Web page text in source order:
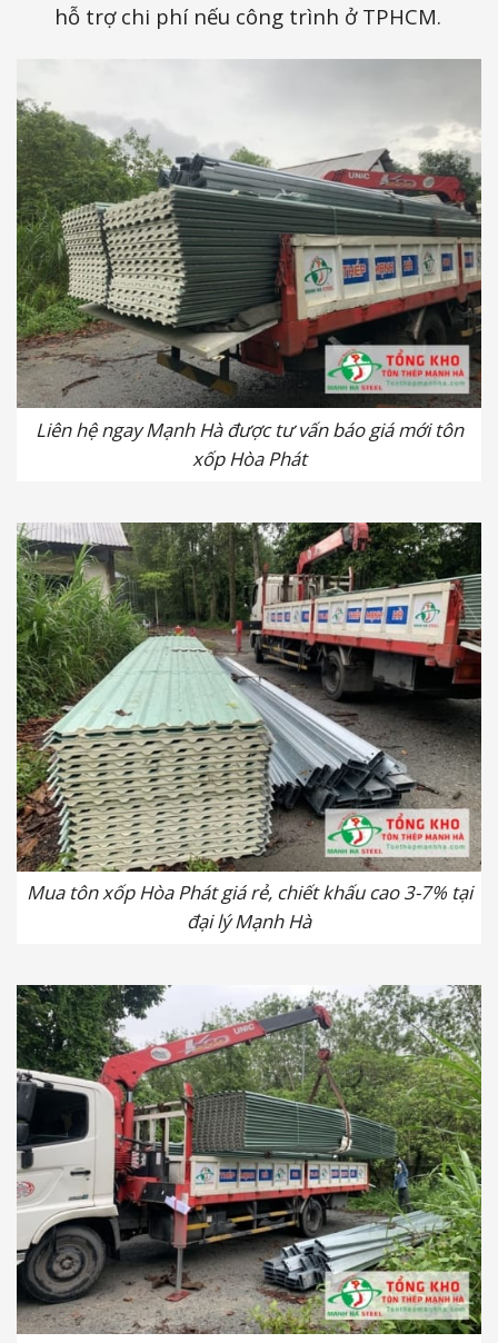
hỗ trợ chi phí nếu công trình ở TPHCM.
Liên hệ ngay Mạnh Hà được tư vấn báo giá mới tôn
xốp Hòa Phát
Mua tôn xốp Hòa Phát giá rẻ, chiết khấu cao 3-7% tại
đại lý Mạnh Hà